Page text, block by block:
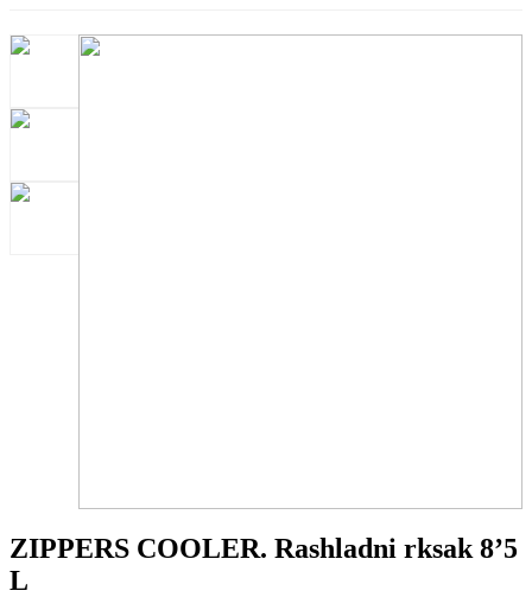
ZIPPERS COOLER. Rashladni rksak 8’5
L